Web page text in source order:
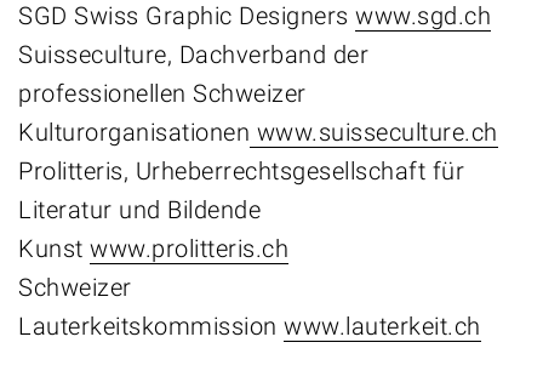
SGD Swiss Graphic Designers www.sgd.ch
Suisseculture, Dachverband der
professionellen Schweizer
Kulturorganisationen www.suisseculture.ch
Prolitteris, Urheberrechtsgesellschaft für
Literatur und Bildende
Kunst www.prolitteris.ch
Schweizer
Lauterkeitskommission www.lauterkeit.ch